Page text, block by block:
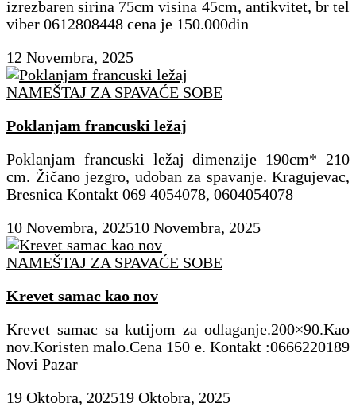
izrezbaren sirina 75cm visina 45cm, antikvitet, br tel
viber 0612808448 cena je 150.000din
12 Novembra, 2025
NAMEŠTAJ ZA SPAVAĆE SOBE
Poklanjam francuski ležaj
Poklanjam francuski ležaj dimenzije 190cm* 210
cm. Žičano jezgro, udoban za spavanje. Kragujevac,
Bresnica Kontakt 069 4054078, 0604054078
10 Novembra, 202510 Novembra, 2025
NAMEŠTAJ ZA SPAVAĆE SOBE
Krevet samac kao nov
Krevet samac sa kutijom za odlaganje.200×90.Kao
nov.Koristen malo.Cena 150 e. Kontakt :0666220189
Novi Pazar
19 Oktobra, 202519 Oktobra, 2025